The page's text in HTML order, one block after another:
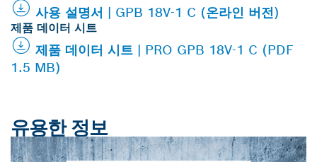
사용 설명서 | GPB 18V-1 C (온라인 버전)
제품 데이터 시트
제품 데이터 시트 | PRO GPB 18V-1 C (PDF
1.5 MB)
유용한 정보